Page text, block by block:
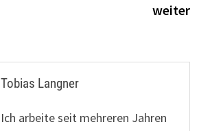
weiter
Tobias Langner
Ich arbeite seit mehreren Jahren